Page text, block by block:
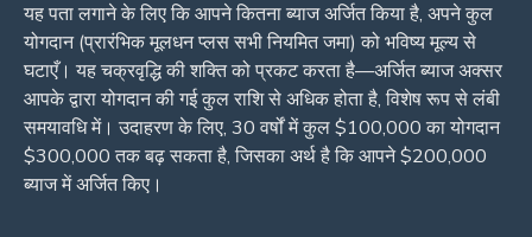
यह पता लगाने के लिए कि आपने कितना ब्याज अर्जित किया है, अपने कुल
योगदान (प्रारंभिक मूलधन प्लस सभी नियमित जमा) को भविष्य मूल्य से
घटाएँ। यह चक्रवृद्धि की शक्ति को प्रकट करता है—अर्जित ब्याज अक्सर
आपके द्वारा योगदान की गई कुल राशि से अधिक होता है, विशेष रूप से लंबी
समयावधि में। उदाहरण के लिए, 30 वर्षों में कुल $100,000 का योगदान
$300,000 तक बढ़ सकता है, जिसका अर्थ है कि आपने $200,000
ब्याज में अर्जित किए।